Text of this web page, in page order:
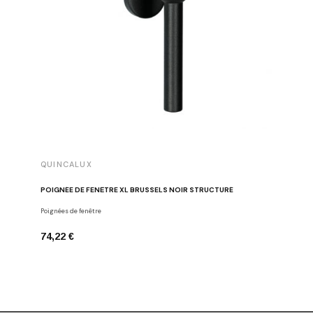
QUINCALUX
POIGNÉE DE FENÊTRE XL BRUSSELS NOIR STRUCTURÉ
Poignées de fenêtre
74,22 €